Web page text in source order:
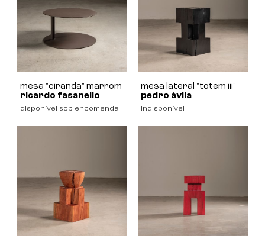
mesa "ciranda" marrom
ricardo fasanello
disponível sob encomenda
mesa lateral "totem iii"
pedro ávila
indisponível